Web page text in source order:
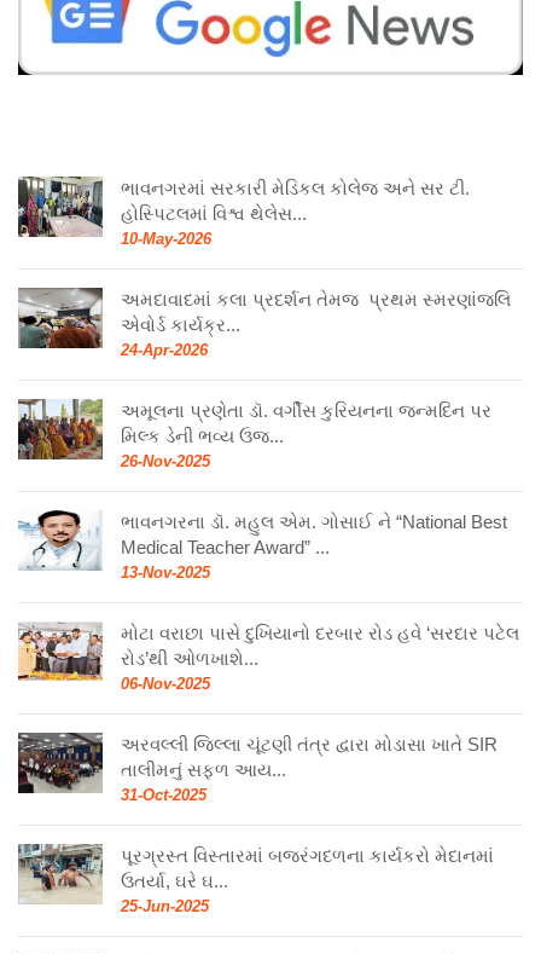
ભાવનગરમાં સરકારી મેડિકલ કોલેજ અને સર ટી.
હોસ્પિટલમાં વિશ્વ થેલેસ...
10-May-2026
અમદાવાદમાં કલા પ્રદર્શન તેમજ પ્રથમ સ્મરણાંજલિ
એવોર્ડ કાર્યક્ર...
24-Apr-2026
અમૂલના પ્રણેતા ડૉ. વર્ગીસ કુરિયનના જન્મદિન પર
મિલ્ક ડેની ભવ્ય ઉજ...
26-Nov-2025
ભાવનગરના ડૉ. મહુલ એમ. ગોસાઈ ને “National Best
Medical Teacher Award” ...
13-Nov-2025
મોટા વરાછા પાસે દુખિયાનો દરબાર રોડ હવે ‘સરદાર પટેલ
રોડ’થી ઓળખાશે...
06-Nov-2025
અરવલ્લી જિલ્લા ચૂંટણી તંત્ર દ્વારા મોડાસા ખાતે SIR
તાલીમનું સફળ આય...
31-Oct-2025
પૂરગ્રસ્ત વિસ્તારમાં બજરંગદળના કાર્યકરો મેદાનમાં
ઉતર્યા, ઘરે ઘ...
25-Jun-2025